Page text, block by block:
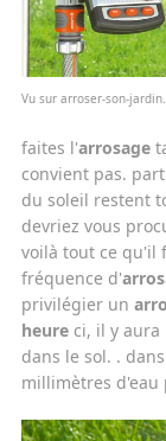
Vu sur arroser-son-
faites l'arrosage
convient pas.
du soleil restent
devriez vous
voilà tout ce qu'il
fréquence d'
privilégier un
heureci, il y aura
dans le sol. .
millimètres d'eau